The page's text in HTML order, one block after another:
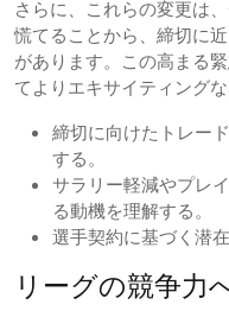
さらに、これらの変更は
慌てることから、締切に
があります。この高まる
てよりエキサイティング
締切に向けたトレー
する。
サラリー軽減やプレ
る動機を理解する。
選手契約に基づく潜
リーグの競争力